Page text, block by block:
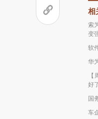
相
索
变
软
华
好
国
车